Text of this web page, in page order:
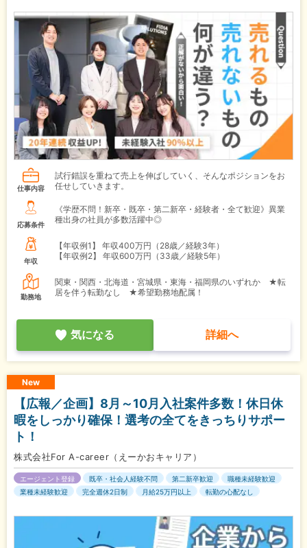
仕事内容
試行錯誤を重ねて売上を伸ばしていく、そんなポジションをお
任せしていきます。
応募条件
《学歴不問！新卒・既卒・第二新卒・経験者・全て歓迎》異業
種出身の社員が多数活躍中◎
年収
【年収例1】
年収400万円（28歳／経験3年）
【年収例2】
年収600万円（33歳／経験5年）
勤務地
関東・関西・北海道・宮城県・東海・福岡県のいずれか ★転
居を伴う転勤なし ★希望勤務地配属！
気になる 詳細へ
New
【広報／企画】8月～10月入社案件多数！休日休
暇をしっかり確保！選考の全てをきっちりサポー
ト！
株式会社For A-career（えーかおキャリア）
エージェント登録 既卒・社会人経験不問 第二新卒歓迎
職種未経験歓迎
業種未経験歓迎
完全週休2日制 月給25万円以上 転勤の心配なし